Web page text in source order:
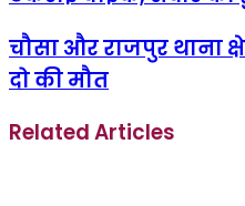
चौसा और राजपुर थाना
दो की मौत
Related Articles